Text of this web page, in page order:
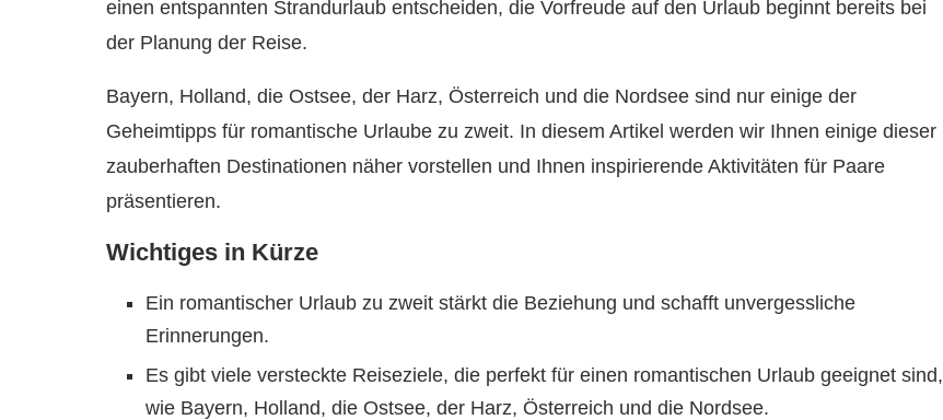
einen entspannten Strandurlaub entscheiden, die Vorfreude auf den Urlaub beginnt bereits bei
der Planung der Reise.
Bayern, Holland, die Ostsee, der Harz, Österreich und die Nordsee sind nur einige der
Geheimtipps für romantische Urlaube zu zweit. In diesem Artikel werden wir Ihnen einige dieser
zauberhaften Destinationen näher vorstellen und Ihnen inspirierende Aktivitäten für Paare
präsentieren.
Wichtiges in Kürze
Ein romantischer Urlaub zu zweit stärkt die Beziehung und schafft unvergessliche
Erinnerungen.
Es gibt viele versteckte Reiseziele, die perfekt für einen romantischen Urlaub geeignet sind,
wie Bayern, Holland, die Ostsee, der Harz, Österreich und die Nordsee.